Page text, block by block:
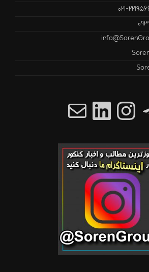
اینستاگرم
لینکداین
ایمیل